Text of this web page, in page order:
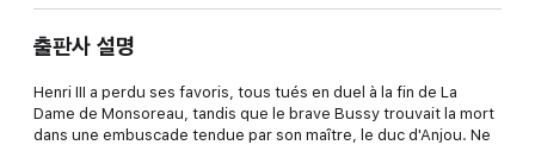
출판사 설명
Henri III a perdu ses favoris, tous tués en duel à la fin de La
Dame de Monsoreau, tandis que le brave Bussy trouvait la mort
dans une embuscade tendue par son maître, le duc d'Anjou. Ne